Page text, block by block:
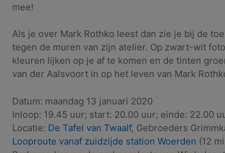
mee!
Als je over Mark Rothko leest dan zie je bij de
tegen de muren van zijn atelier. Op zwart-wit
kleuren lijken op je af te komen en de tinten
van der Aalsvoort in op het leven van Mark
Datum: maandag 13 januari 2020
Inloop: 19.45 uur; start: 20.00 uur; einde: 22.00
Locatie: De Tafel van Twaalf, Gebroeders
Looproute vanaf zuidzijde station Woerden (12